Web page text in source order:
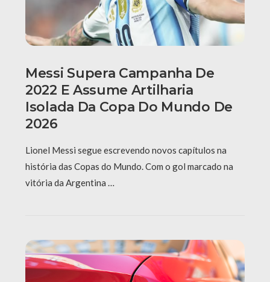
Messi Supera Campanha De
2022 E Assume Artilharia
Isolada Da Copa Do Mundo De
2026
Lionel Messi segue escrevendo novos capítulos na
história das Copas do Mundo. Com o gol marcado na
vitória da Argentina …